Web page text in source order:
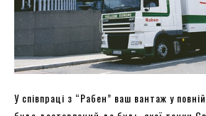
У співпраці з “Рабен” ваш вантаж у